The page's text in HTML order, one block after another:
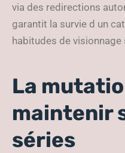
via des redirections
garantit la survie d un
habitudes de
La
maintenir
séries